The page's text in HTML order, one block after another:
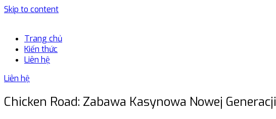
Skip to content
Trang chủ
Kiến thức
Liên hệ
Liên hệ
Chicken Road: Zabawa Kasynowa Nowej Generacji